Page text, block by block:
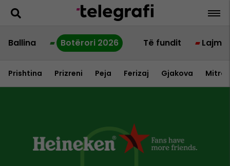
Ballina Botërori 2026 Të fundit Lajme
Prishtina Prizreni Peja Ferizaj Gjakova